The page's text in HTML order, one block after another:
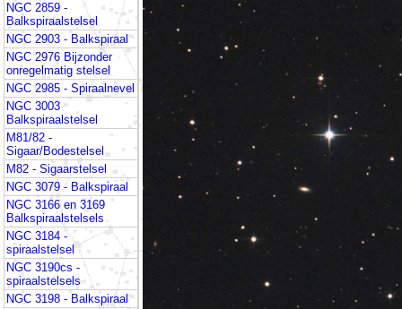
NGC 2859 -
Balkspiraalstelsel
NGC 2903 - Balkspiraal
NGC 2976 Bijzonder
onregelmatig stelsel
NGC 2985 - Spiraalnevel
NGC 3003
Balkspiraalstelsel
M81/82 -
Sigaar/Bodestelsel
M82 - Sigaarstelsel
NGC 3079 - Balkspiraal
NGC 3166 en 3169
Balkspiraalstelsels
NGC 3184 -
spiraalstelsel
NGC 3190cs -
spiraalstelsels
NGC 3198 - Balkspiraal